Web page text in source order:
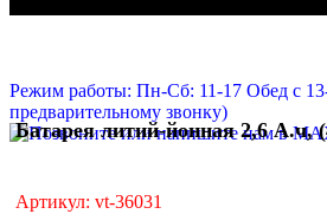
Корзина пуста
Режим работы: Пн-Сб: 11-17 Обед с
предварительному звонку)
Батарея литий-йонная 2,6 А.ч,
Артикул: vt-36031